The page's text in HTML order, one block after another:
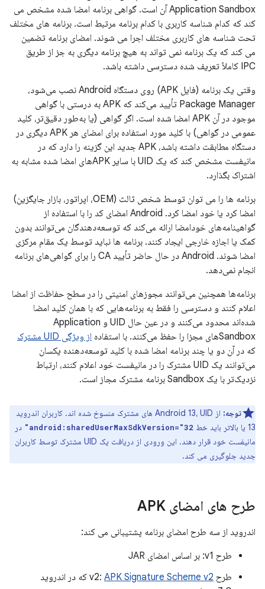
Application Sandbox آن است. گواهی برنامه امضا شده مشخص می
کند که کدام شناسه کاربری با کدام برنامه مرتبط است. برنامه های مختلف
تحت شناسه های کاربری مختلف اجرا می شوند. امضای برنامه تضمین
می کند که یک برنامه نمی تواند به هیچ برنامه دیگری به جز از طریق
IPC کاملاً تعریف شده دسترسی داشته باشد.
وقتی یک برنامه (فایل APK) روی دستگاه Android نصب می‌شود،
Package Manager تأیید می‌کند که APK به درستی با گواهی
موجود در آن APK امضا شده است. اگر گواهی (یا به‌طور دقیق‌تر، کلید
عمومی در گواهی) با کلید مورد استفاده برای امضای هر APK دیگری در
دستگاه مطابقت داشته باشد، APK جدید این گزینه را دارد که در
مانیفست مشخص کند که یک UID با سایر APKهای امضا شده مشابه به
اشتراک بگذارد.
برنامه ها را می توان توسط شخص ثالث (OEM، اپراتور، بازار جایگزین)
امضا کرد یا خود امضا کرد. Android امضای کد را با استفاده از
گواهینامه‌های خودامضا ارائه می‌کند که توسعه‌دهندگان می‌توانند بدون
کمک یا اجازه خارجی ایجاد کنند. برنامه ها نباید توسط یک مقام مرکزی
امضا شوند. Android در حال حاضر تأیید CA را برای گواهی‌های برنامه
انجام نمی‌دهد.
برنامه‌ها همچنین می‌توانند مجوزهای امنیتی را در سطح حفاظت از امضا
اعلام کنند و دسترسی را فقط به برنامه‌هایی که با همان کلید امضا
شده‌اند محدود می‌کنند و در عین حال UID و Application
Sandbox‌های مجزا را حفظ می‌کنند. با استفاده
از ویژگی UID مشترک
که در آن دو یا چند برنامه امضا شده با کلید توسعه‌دهنده یکسان
می‌توانند یک UID مشترک را در مانیفست خود اعلام کنند، ارتباط
نزدیک‌تر با یک Sandbox برنامه مشترک مجاز است.
توجه:
از Android 13، UID های مشترک منسوخ شده اند. کاربران اندروید
13 یا بالاتر باید خط
android:sharedUserMaxSdkVersion="32"
در
مانیفست خود قرار دهند. این ورودی از دریافت یک UID مشترک توسط کاربران
جدید جلوگیری می کند.
طرح های امضای APK
اندروید از سه طرح امضای برنامه پشتیبانی می کند:
طرح v1: بر اساس امضای JAR
طرح v2: APK Signature Scheme v2
که در اندروید